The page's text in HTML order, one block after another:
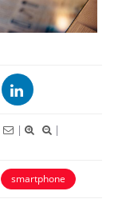
|
|
smartphone